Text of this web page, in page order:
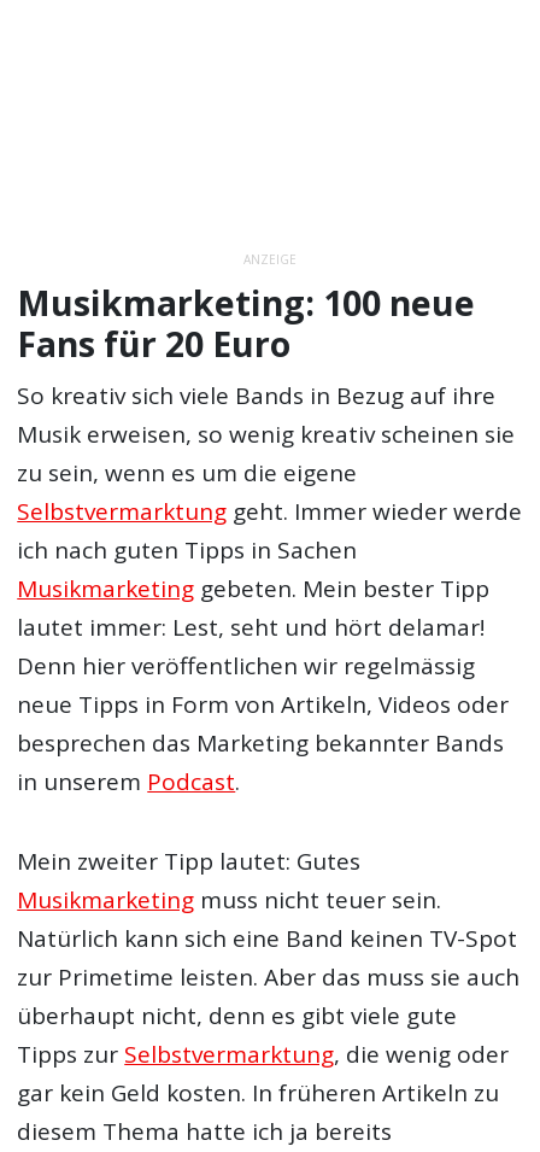
ANZEIGE
Musikmarketing: 100 neue
Fans für 20 Euro
So kreativ sich viele Bands in Bezug auf ihre
Musik erweisen, so wenig kreativ scheinen sie
zu sein, wenn es um die eigene
Selbstvermarktung geht. Immer wieder werde
ich nach guten Tipps in Sachen
Musikmarketing gebeten. Mein bester Tipp
lautet immer: Lest, seht und hört delamar!
Denn hier veröffentlichen wir regelmässig
neue Tipps in Form von Artikeln, Videos oder
besprechen das Marketing bekannter Bands
in unserem Podcast.
Mein zweiter Tipp lautet: Gutes
Musikmarketing muss nicht teuer sein.
Natürlich kann sich eine Band keinen TV-Spot
zur Primetime leisten. Aber das muss sie auch
überhaupt nicht, denn es gibt viele gute
Tipps zur Selbstvermarktung, die wenig oder
gar kein Geld kosten. In früheren Artikeln zu
diesem Thema hatte ich ja bereits